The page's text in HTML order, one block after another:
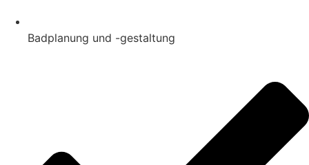
Badplanung und -gestaltung